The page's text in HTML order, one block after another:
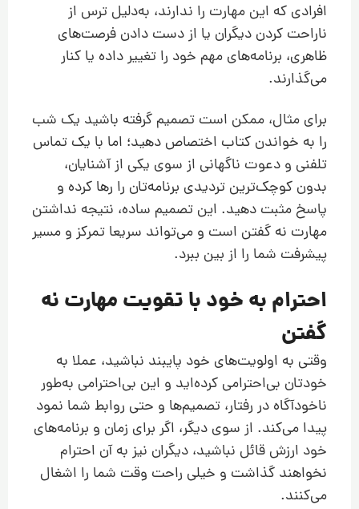
افرادی که این مهارت را ندارند، به‌دلیل ترس از
ناراحت کردن دیگران یا از دست دادن فرصت‌های
ظاهری، برنامه‌های مهم خود را تغییر داده یا کنار
می‌گذارند.
برای مثال، ممکن است تصمیم گرفته باشید یک شب
را به خواندن کتاب اختصاص دهید؛ اما با یک تماس
تلفنی و دعوت ناگهانی از سوی یکی از آشنایان،
بدون کوچک‌ترین تردیدی برنامه‌تان را رها کرده و
پاسخ مثبت دهید. این تصمیم ساده، نتیجه نداشتن
مهارت نه گفتن است و می‌تواند سریعا تمرکز و مسیر
پیشرفت شما را از بین ببرد.
احترام به خود با تقویت مهارت نه
گفتن
وقتی به اولویت‌های خود پایبند نباشید، عملا به
خودتان بی‌احترامی کرده‌اید و این بی‌احترامی به‌طور
ناخودآگاه در رفتار، تصمیم‌ها و حتی روابط شما نمود
پیدا می‌کند. از سوی دیگر، اگر برای زمان و برنامه‌های
خود ارزش قائل نباشید، دیگران نیز به آن احترام
نخواهند گذاشت و خیلی راحت وقت شما را اشغال
می‌کنند.